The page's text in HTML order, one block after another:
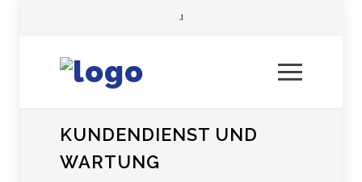
KUNDENDIENST UND
WARTUNG